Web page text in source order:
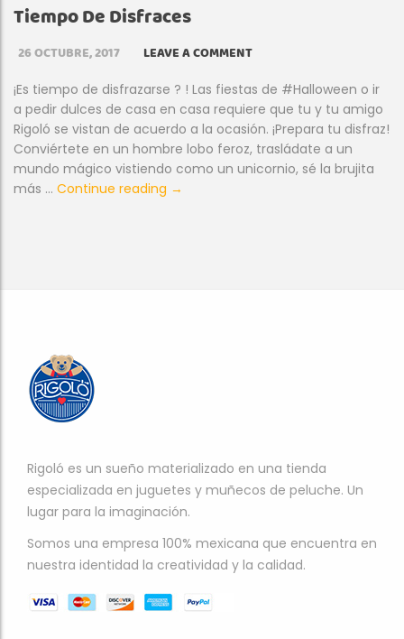
Tiempo De Disfraces
26 OCTUBRE, 2017 LEAVE A COMMENT
¡Es tiempo de disfrazarse ? ! Las fiestas de #Halloween o ir
a pedir dulces de casa en casa requiere que tu y tu amigo
Rigoló se vistan de acuerdo a la ocasión. ¡Prepara tu disfraz!
Conviértete en un hombre lobo feroz, trasládate a un
mundo mágico vistiendo como un unicornio, sé la brujita
más … Continue reading Tiempo de Disfraces
→
Rigoló es un sueño materializado en una tienda
especializada en juguetes y muñecos de peluche. Un
lugar para la imaginación.
Somos una empresa 100% mexicana que encuentra en
nuestra identidad la creatividad y la calidad.